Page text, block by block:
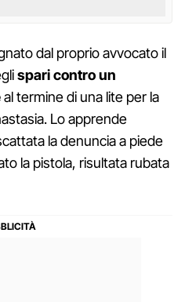
dal proprio avvocato il
spari contro un
al termine di una lite per la
Lo apprende
la denuncia a piede
la pistola, risultata rubata